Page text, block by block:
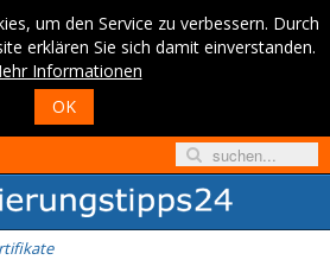
um den Service zu verbessern. Durch
erklären Sie sich damit einverstanden.
Informationen
OK